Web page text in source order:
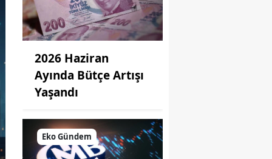
2026 Haziran
Ayında Bütçe Artışı
Yaşandı
Eko Gündem